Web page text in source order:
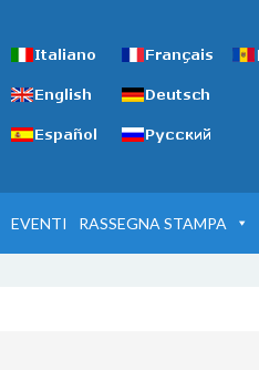
EVENTI RASSEGNA STAMPA